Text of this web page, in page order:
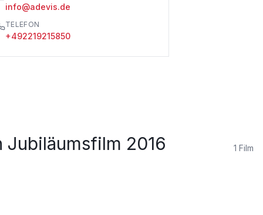
info@adevis.de
TELEFON
+492219215850
2016 1 Film